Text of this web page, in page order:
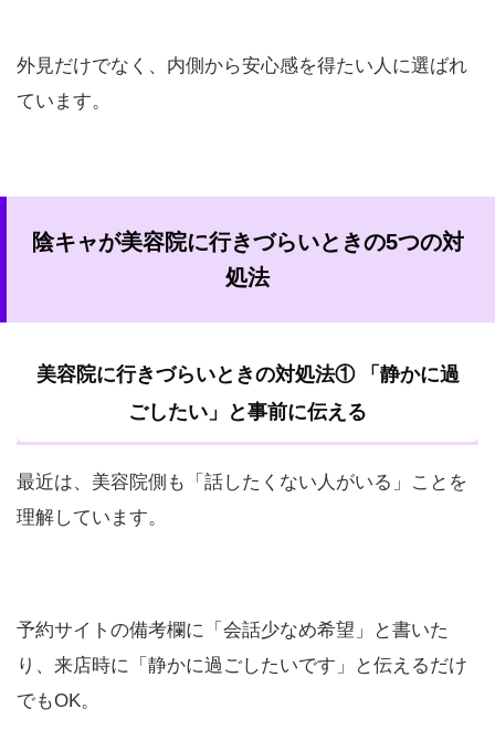
外見だけでなく、内側から安心感を得たい人に選ばれ
ています。
陰キャが美容院に行きづらいときの5つの対
処法
美容院に行きづらいときの対処法① 「静かに過
ごしたい」と事前に伝える
最近は、美容院側も「話したくない人がいる」ことを
理解しています。
予約サイトの備考欄に「会話少なめ希望」と書いた
り、来店時に「静かに過ごしたいです」と伝えるだけ
でもOK。